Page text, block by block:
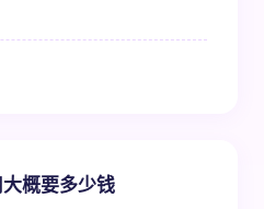
概要多少钱